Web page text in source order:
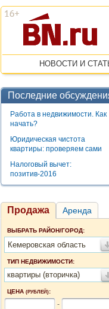
НОВОСТИ И
Последние
Работа в недвижимости. Как
начать?
Юридическая чистота
квартиры: проверяем сами
Налоговый вычет:
позитив-2016
Продажа Аренда
ВЫБРАТЬ РАЙОН/ГОРОД:
Кемеровская область
ТИП НЕДВИЖИМОСТИ:
квартиры (вторичка)
ЦЕНА (РУБЛЕЙ):
-